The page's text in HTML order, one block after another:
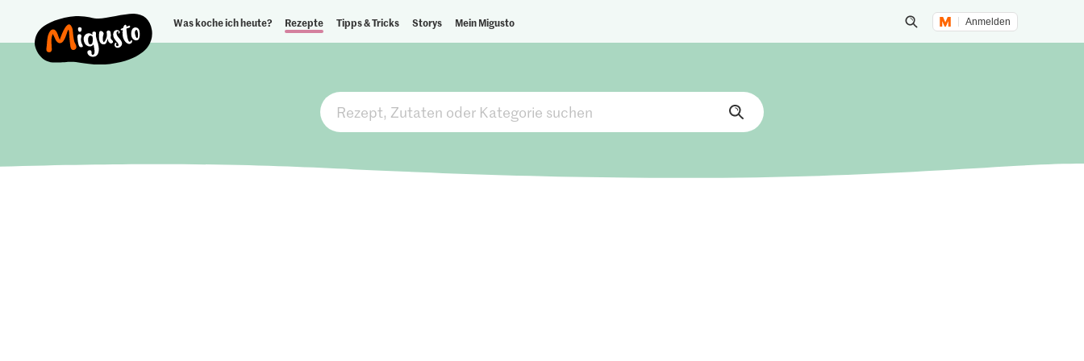
Was koche ich heute? Rezepte Tipps & Tricks Storys Mein Migusto
Suche öffnen
Anmelden